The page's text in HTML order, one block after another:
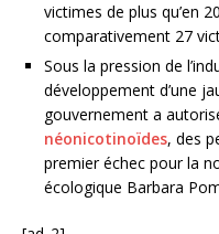
victimes de plus qu’en
comparativement 27
Sous la pression de
développement d’une
gouvernement a
néonicotinoïdes, des
premier échec pour la
écologique Barbara